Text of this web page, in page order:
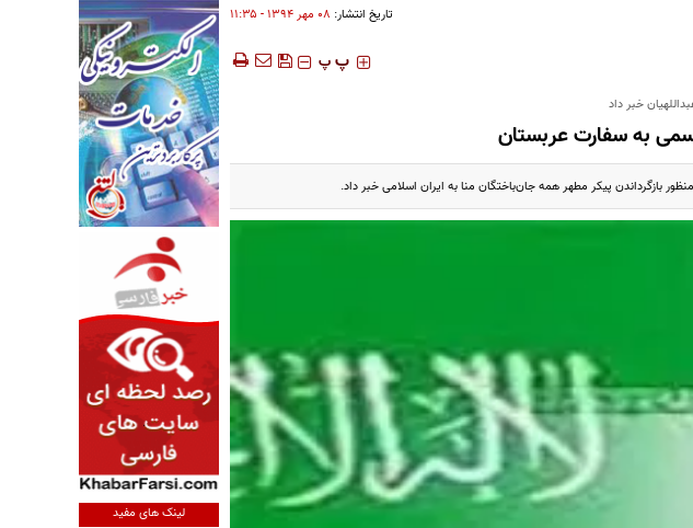
تاریخ انتشار: ۰۸ مهر ۱۳۹۴ - ۱۱:۳۵
‍‍‍ پ پ
خبر داد
به سفارت عربستان
بازگرداندن پیکر مطهر همه جان‌باختگان منا به ایران اسلامی خبر داد.
لینک های مفید